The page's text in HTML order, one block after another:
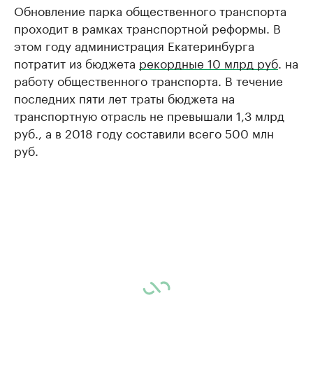
Обновление парка общественного транспорта
проходит в рамках транспортной реформы. В
этом году администрация Екатеринбурга
потратит из бюджета рекордные 10 млрд руб . на
работу общественного транспорта. В течение
последних пяти лет траты бюджета на
транспортную отрасль не превышали 1,3 млрд
руб., а в 2018 году составили всего 500 млн
руб.